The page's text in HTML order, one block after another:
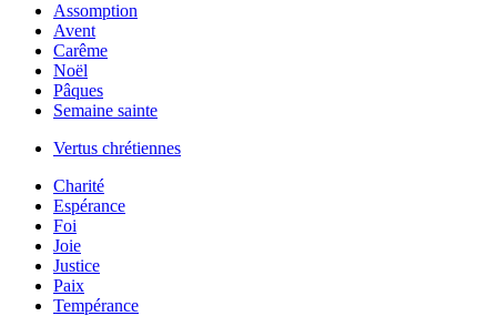
Assomption
Avent
Carême
Noël
Pâques
Semaine sainte
Vertus chrétiennes
Charité
Espérance
Foi
Joie
Justice
Paix
Tempérance